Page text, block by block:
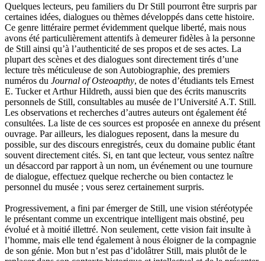
Quelques lecteurs, peu familiers du Dr Still pourront être surpris par
certaines idées, dialogues ou thèmes développés dans cette histoire.
Ce genre littéraire permet évidemment quelque liberté, mais nous
avons été particulièrement attentifs à demeurer fidèles à la personne
de Still ainsi qu’à l’authenticité de ses propos et de ses actes. La
plupart des scènes et des dialogues sont directement tirés d’une
lecture très méticuleuse de son Autobiographie, des premiers
numéros du Journal of Osteoapthy, de notes d’étudiants tels Ernest
E. Tucker et Arthur Hildreth, aussi bien que des écrits manuscrits
personnels de Still, consultables au musée de l’Université A.T. Still.
Les observations et recherches d’autres auteurs ont également été
consultées. La liste de ces sources est proposée en annexe du présent
ouvrage. Par ailleurs, les dialogues reposent, dans la mesure du
possible, sur des discours enregistrés, ceux du domaine public étant
souvent directement cités. Si, en tant que lecteur, vous sentez naître
un désaccord par rapport à un nom, un événement ou une tournure
de dialogue, effectuez quelque recherche ou bien contactez le
personnel du musée ; vous serez certainement surpris.
Progressivement, a fini par émerger de Still, une vision stéréotypée
le présentant comme un excentrique intelligent mais obstiné, peu
évolué et à moitié illettré. Non seulement, cette vision fait insulte à
l’homme, mais elle tend également à nous éloigner de la compagnie
de son génie. Mon but n’est pas d’idolâtrer Still, mais plutôt de le